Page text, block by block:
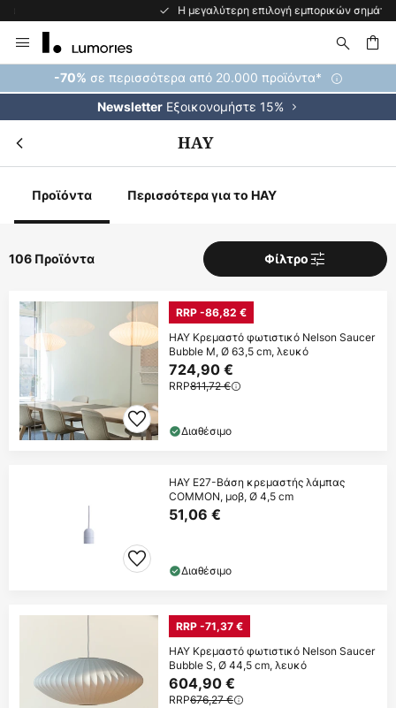
Η μεγαλύτερη επιλογή εμπορικών σημάτων στην Ευρώπη
Μετάβαση
στο
περιεχόμενο
-70% σε περισσότερα από 20.000 προϊόντα*
Newsletter Εξοικονομήστε 15%
HAY
Προϊόντα Περισσότερα για το HAY
106 Προϊόντα Φίλτρο
RRP -86,82 €
HAY Κρεμαστό φωτιστικό Nelson Saucer
Bubble M, Ø 63,5 cm, λευκό
724,90 €
RRP811,72 €
Διαθέσιμο
HAY E27-Βάση κρεμαστής λάμπας
COMMON, μοβ, Ø 4,5 cm
51,06 €
Διαθέσιμο
RRP -71,37 €
HAY Κρεμαστό φωτιστικό Nelson Saucer
Bubble S, Ø 44,5 cm, λευκό
604,90 €
RRP676,27 €